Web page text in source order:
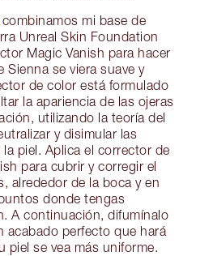
combinamos mi base de
Unreal Skin Foundation
Magic Vanish para hacer
Sienna se viera suave y
de color está formulado
la apariencia de las ojeras
utilizando la teoría del
y disimular las
piel. Aplica el corrector de
para cubrir y corregir el
alrededor de la boca y en
donde tengas
A continuación, difumínalo
acabado perfecto que hará
piel se vea más uniforme.